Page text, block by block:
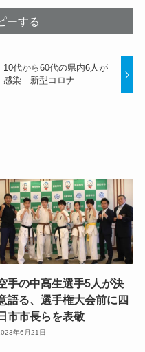
ーする
10代から60代の県内6人が
感染 新型コロナ
手の中高生選手5人が決
語る、選手権大会前に四
市市長らを表敬
年6月21日